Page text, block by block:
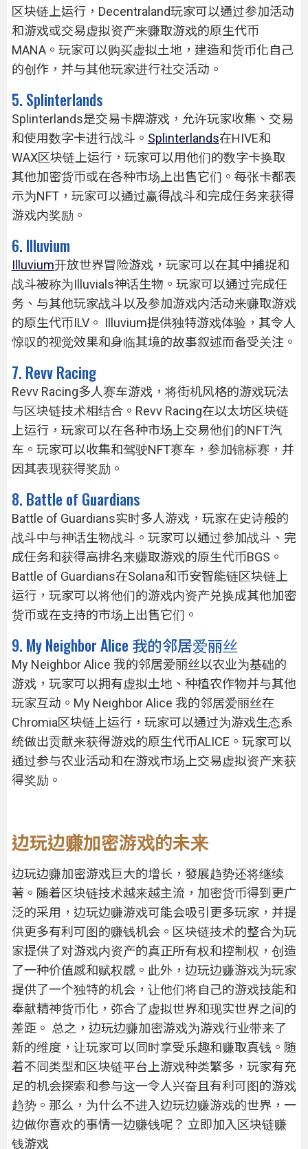
区块链上运行，Decentraland玩家可以通过参加活动
和游戏或交易虚拟资产来赚取游戏的原生代币
MANA。玩家可以购买虚拟土地，建造和货币化自己
的创作，并与其他玩家进行社交活动。
5. Splinterlands
Splinterlands是交易卡牌游戏，允许玩家收集、交易
和使用数字卡进行战斗。 Splinterlands在HIVE和
WAX区块链上运行，玩家可以用他们的数字卡换取
其他加密货币或在各种市场上出售它们。每张卡都表
示为NFT，玩家可以通过赢得战斗和完成任务来获得
游戏内奖励。
6. Illuvium
Illuvium开放世界冒险游戏，玩家可以在其中捕捉和
战斗被称为Illuvials神话生物。玩家可以通过完成任
务、与其他玩家战斗以及参加游戏内活动来赚取游戏
的原生代币ILV。 Illuvium提供独特游戏体验，其令人
惊叹的视觉效果和身临其境的故事叙述而备受关注。
7. Revv Racing
Revv Racing多人赛车游戏，将街机风格的游戏玩法
与区块链技术相结合。Revv Racing在以太坊区块链
上运行，玩家可以在各种市场上交易他们的NFT汽
车。玩家可以收集和驾驶NFT赛车，参加锦标赛，并
因其表现获得奖励。
8. Battle of Guardians
Battle of Guardians实时多人游戏，玩家在史诗般的
战斗中与神话生物战斗。玩家可以通过参加战斗、完
成任务和获得高排名来赚取游戏的原生代币BGS。
Battle of Guardians在Solana和币安智能链区块链上
运行，玩家可以将他们的游戏内资产兑换成其他加密
货币或在支持的市场上出售它们。
9. My Neighbor Alice 我的邻居爱丽丝
My Neighbor Alice 我的邻居爱丽丝以农业为基础的
游戏，玩家可以拥有虚拟土地、种植农作物并与其他
玩家互动。My Neighbor Alice 我的邻居爱丽丝在
Chromia区块链上运行，玩家可以通过为游戏生态系
统做出贡献来获得游戏的原生代币ALICE。玩家可以
通过参与农业活动和在游戏市场上交易虚拟资产来获
得奖励。
边玩边赚加密游戏的未来
边玩边赚加密游戏巨大的增长，發展趋势还将继续
著。随着区块链技术越来越主流，加密货币得到更广
泛的采用，边玩边赚游戏可能会吸引更多玩家，并提
供更多有利可图的赚钱机会。区块链技术的整合为玩
家提供了对游戏内资产的真正所有权和控制权，创造
了一种价值感和赋权感。此外，边玩边赚游戏为玩家
提供了一个独特的机会，让他们将自己的游戏技能和
奉献精神货币化，弥合了虚拟世界和现实世界之间的
差距。 总之，边玩边赚加密游戏为游戏行业带来了
新的维度，让玩家可以同时享受乐趣和赚取真钱。随
着不同类型和区块链平台上游戏种类繁多，玩家有充
足的机会探索和参与这一令人兴奋且有利可图的游戏
趋势。那么，为什么不进入边玩边赚游戏的世界，一
边做你喜欢的事情一边赚钱呢？ 立即加入区块链赚
钱游戏